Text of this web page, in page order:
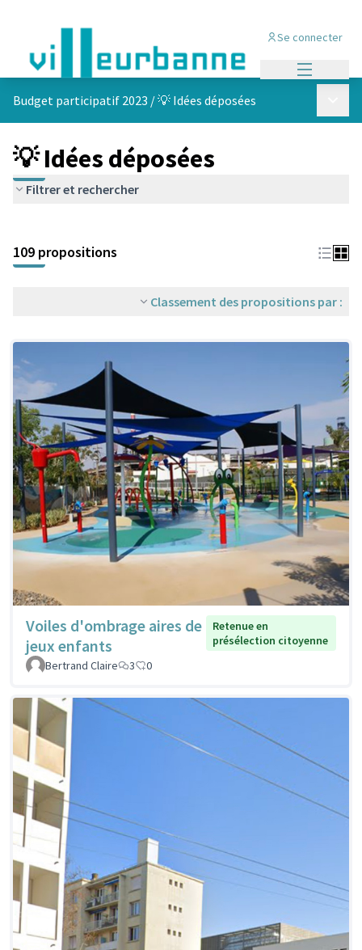
Se connecter
Budget participatif 2023 /💡 Idées déposées
💡 Idées déposées
Filtrer et rechercher
+
−
109 propositions
Classement des propositions par :
Voiles d'ombrage aires de
jeux enfants
Retenue en
présélection citoyenne
Bertrand Claire
3 0